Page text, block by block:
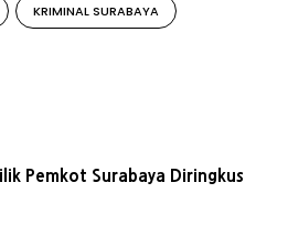
KRIMINAL SURABAYA
Pemkot Surabaya Diringkus